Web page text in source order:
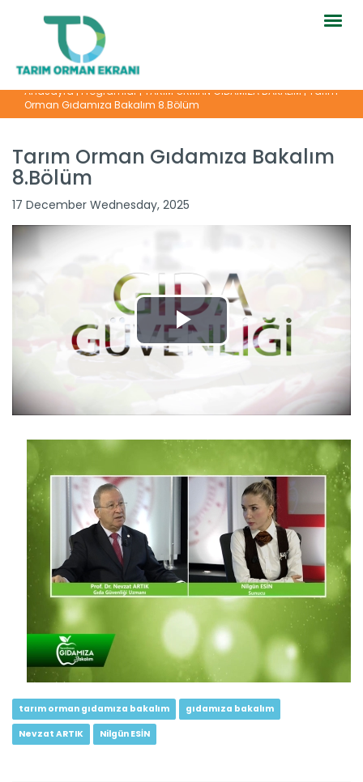
Anasayfa|Programlar|TARIM ORMAN GIDAMIZA BAKALIM|Tarım
Orman Gıdamıza Bakalım 8.Bölüm
Tarım Orman Gıdamıza Bakalım
8.Bölüm
17 December Wednesday, 2025
tarım orman gıdamıza bakalım gıdamıza bakalım
Nevzat ARTIK Nilgün ESİN
Tarım Orman Gıdamıza Bakalım...
Devamını Oku ->
Tarım Orman Gıdamıza Bakalım...
Tarım Orman Gıdamıza Bakalım...
Devamını Oku ->